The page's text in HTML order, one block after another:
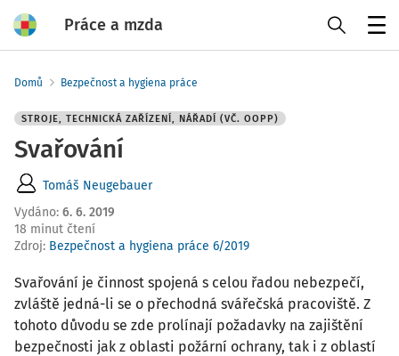
Práce a mzda
Domů Bezpečnost a hygiena práce
STROJE, TECHNICKÁ ZAŘÍZENÍ, NÁŘADÍ (VČ. OOPP)
Svařování
Tomáš Neugebauer
Vydáno: 6. 6. 2019
18 minut čtení
Zdroj: Bezpečnost a hygiena práce 6/2019
Svařování je činnost spojená s celou řadou nebezpečí,
zvláště jedná-li se o přechodná svářečská pracoviště. Z
tohoto důvodu se zde prolínají požadavky na zajištění
bezpečnosti jak z oblasti požární ochrany, tak i z oblastí